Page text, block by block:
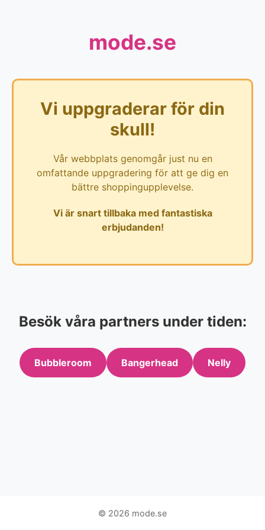
mode.se
Vi uppgraderar för din
skull!
Vår webbplats genomgår just nu en
omfattande uppgradering för att ge dig en
bättre shoppingupplevelse.
Vi är snart tillbaka med fantastiska
erbjudanden!
Besök våra partners under tiden:
Bubbleroom Bangerhead Nelly
© 2026 mode.se